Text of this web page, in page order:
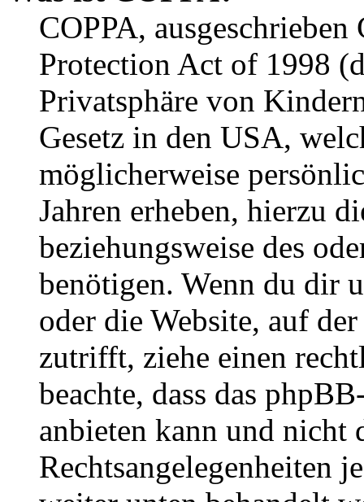
COPPA,
Protection Act of 1998
Privatsphäre von
Gesetz in den USA,
möglicherweise
Jahren erheben, hierzu
beziehungsweise des
benötigen. Wenn du dir
oder die Website, auf
zutrifft, ziehe einen
beachte, dass das
anbieten kann und nicht
Rechtsangelegenheiten